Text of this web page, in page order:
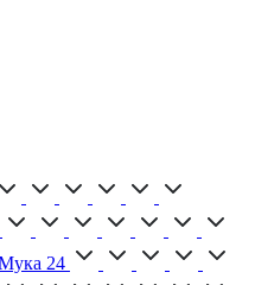
24